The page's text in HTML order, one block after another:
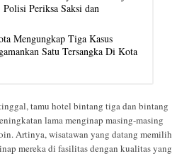
Periksa Saksi dan
Mengungkap Tiga Kasus
Satu Tersangka Di Kota
tamu hotel bintang tiga dan bintang
lama menginap masing-masing
Artinya, wisatawan yang datang memilih
mereka di fasilitas dengan kualitas yang